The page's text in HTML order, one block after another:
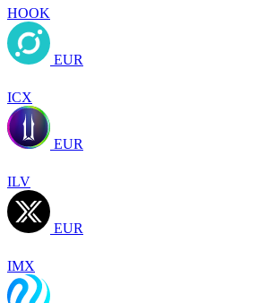
HOOK
EUR
ICX
EUR
ILV
EUR
IMX